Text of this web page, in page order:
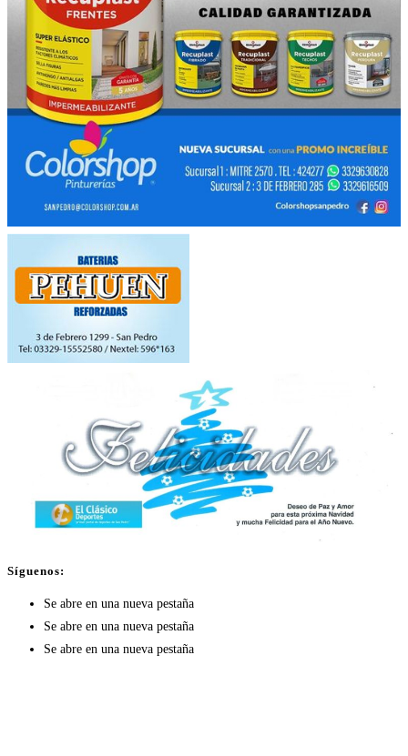
Síguenos:
Se abre en una nueva pestaña
Se abre en una nueva pestaña
Se abre en una nueva pestaña